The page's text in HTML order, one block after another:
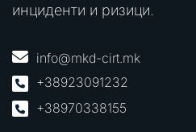
инциденти и ризици.
info@mkd-cirt.mk
+38923091232
+38970338155